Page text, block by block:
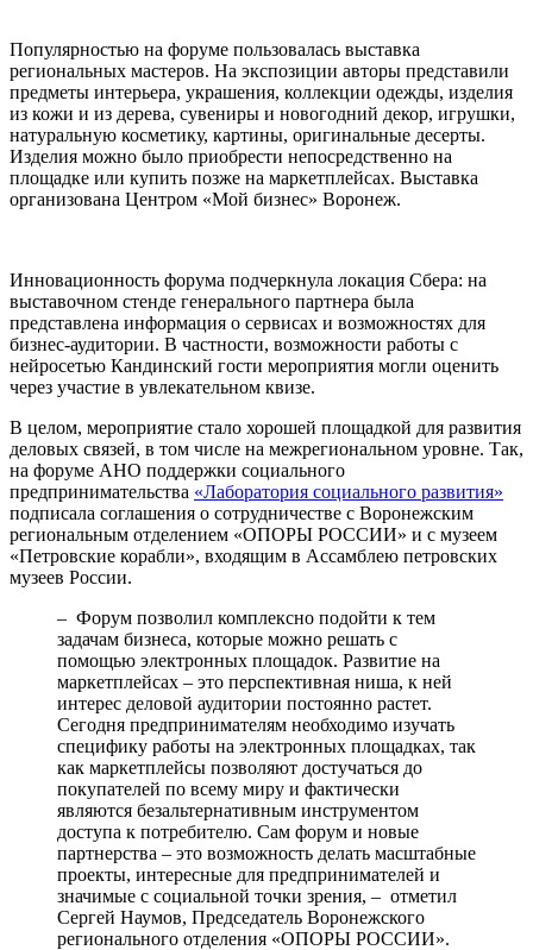
Популярностью на форуме пользовалась выставка
региональных мастеров. На экспозиции авторы представили
предметы интерьера, украшения, коллекции одежды, изделия
из кожи и из дерева, сувениры и новогодний декор, игрушки,
натуральную косметику, картины, оригинальные десерты.
Изделия можно было приобрести непосредственно на
площадке или купить позже на маркетплейсах. Выставка
организована Центром «Мой бизнес» Воронеж.
Инновационность форума подчеркнула локация Сбера: на
выставочном стенде генерального партнера была
представлена информация о сервисах и возможностях для
бизнес-аудитории. В частности, возможности работы с
нейросетью Кандинский гости мероприятия могли оценить
через участие в увлекательном квизе.
В целом, мероприятие стало хорошей площадкой для развития
деловых связей, в том числе на межрегиональном уровне. Так,
на форуме АНО поддержки социального
предпринимательства «Лаборатория социального развития»
подписала соглашения о сотрудничестве с Воронежским
региональным отделением «ОПОРЫ РОССИИ» и с музеем
«Петровские корабли», входящим в Ассамблею петровских
музеев России.
– Форум позволил комплексно подойти к тем
задачам бизнеса, которые можно решать с
помощью электронных площадок. Развитие на
маркетплейсах – это перспективная ниша, к ней
интерес деловой аудитории постоянно растет.
Сегодня предпринимателям необходимо изучать
специфику работы на электронных площадках, так
как маркетплейсы позволяют достучаться до
покупателей по всему миру и фактически
являются безальтернативным инструментом
доступа к потребителю. Сам форум и новые
партнерства – это возможность делать масштабные
проекты, интересные для предпринимателей и
значимые с социальной точки зрения, – отметил
Сергей Наумов, Председатель Воронежского
регионального отделения «ОПОРЫ РОССИИ».